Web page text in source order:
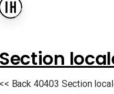
Section
<< Back 40403 Section